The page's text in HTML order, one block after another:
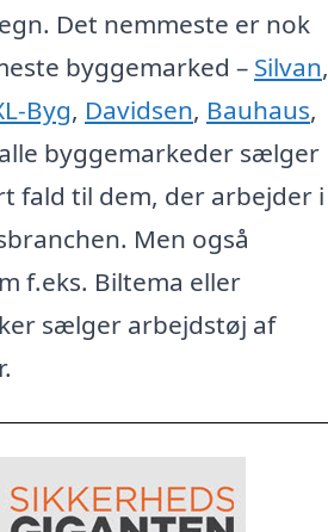
Det nemmeste er nok
byggemarked – Silvan,
Byg, Davidsen, Bauhaus,
byggemarkeder sælger
fald til dem, der arbejder i
Men også
f.eks. Biltema eller
sælger arbejdstøj af